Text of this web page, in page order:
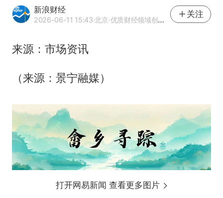
新浪财经
2026-06-11 15:43·北京·优质财经领域创作者
关注
来源：市场资讯
（来源：景宁融媒）
打开网易新闻 查看更多图片